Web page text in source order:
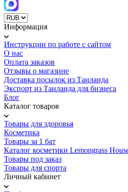
Информация
Инструкции по работе с сайтом
О нас
Оплата заказов
Отзывы о магазине
Доставка посылок из Таиланда
Экспорт из Таиланда для бизнеса
Блог
Каталог товаров
Товары для здоровья
Косметика
Товары за 1 бат
Каталог косметики Lemongrass
Товары под заказ
Товары для спорта
Личный кабинет